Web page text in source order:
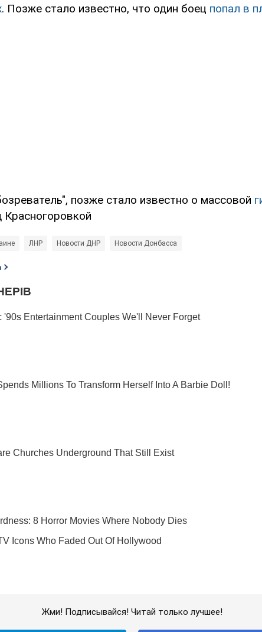
. Позже стало известно, что один боец попал в
позже стало известно о массовой
Красногоровкой
ЛНР Новости ДНР Новости Донбасса
Жми! Подписывайся! Читай только лучшее!